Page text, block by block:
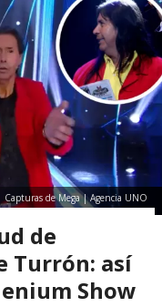
Capturas de Mega | Agencia UNO
de
Turrón: así
Show